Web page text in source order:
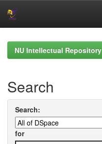
navigationNU Intellectual Repository
Search
Search:
for